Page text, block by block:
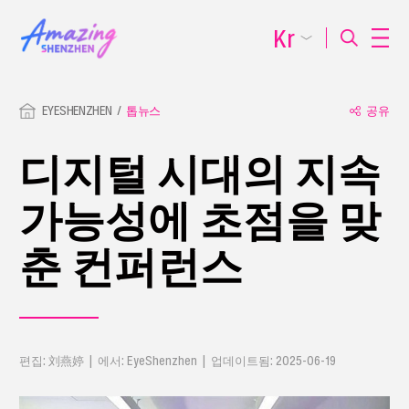
EYESHENZHEN 톱뉴스 공유
디지털 시대의 지속
가능성에 초점을 맞
춘 컨퍼런스
편집: 刘燕婷 | 에서: EyeShenzhen | 업데이트됨: 2025-06-19
Kr